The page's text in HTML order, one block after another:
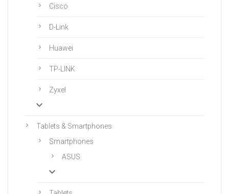
Cisco
D-Link
Huawei
TP-LINK
Zyxel
Tablets & Smartphones
Smartphones
ASUS